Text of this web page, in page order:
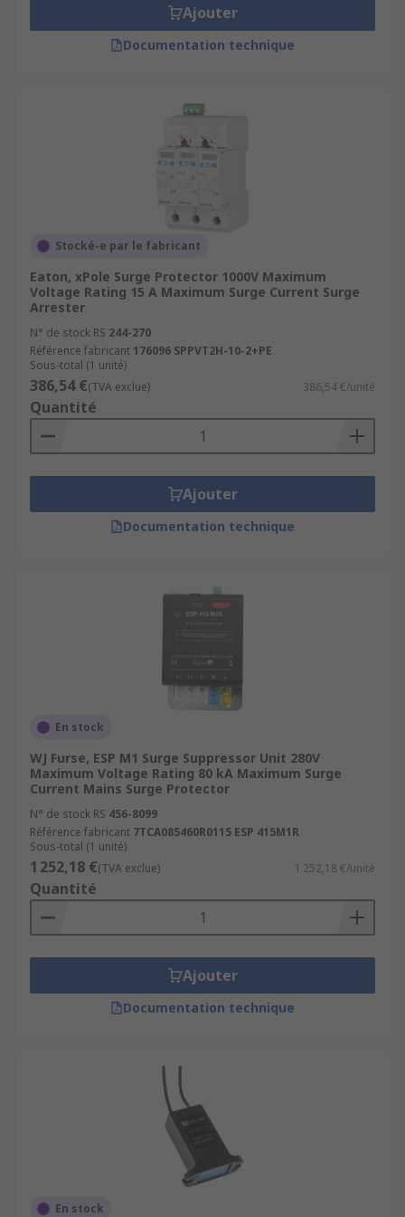
Ajouter
Documentation technique
Stocké-e par le fabricant
Eaton, xPole Surge Protector 1000V Maximum
Voltage Rating 15 A Maximum Surge Current Surge
Arrester
N° de stock RS 244-270
Référence fabricant 176096 SPPVT2H-10-2+PE
Sous-total (1 unité)
386,54 €(TVA exclue) 386,54 €/unité
Quantité
Ajouter
Documentation technique
En stock
WJ Furse, ESP M1 Surge Suppressor Unit 280V
Maximum Voltage Rating 80 kA Maximum Surge
Current Mains Surge Protector
N° de stock RS 456-8099
Référence fabricant 7TCA085460R0115 ESP 415M1R
Sous-total (1 unité)
1 252,18 €(TVA exclue) 1 252,18 €/unité
Quantité
Ajouter
Documentation technique
En stock